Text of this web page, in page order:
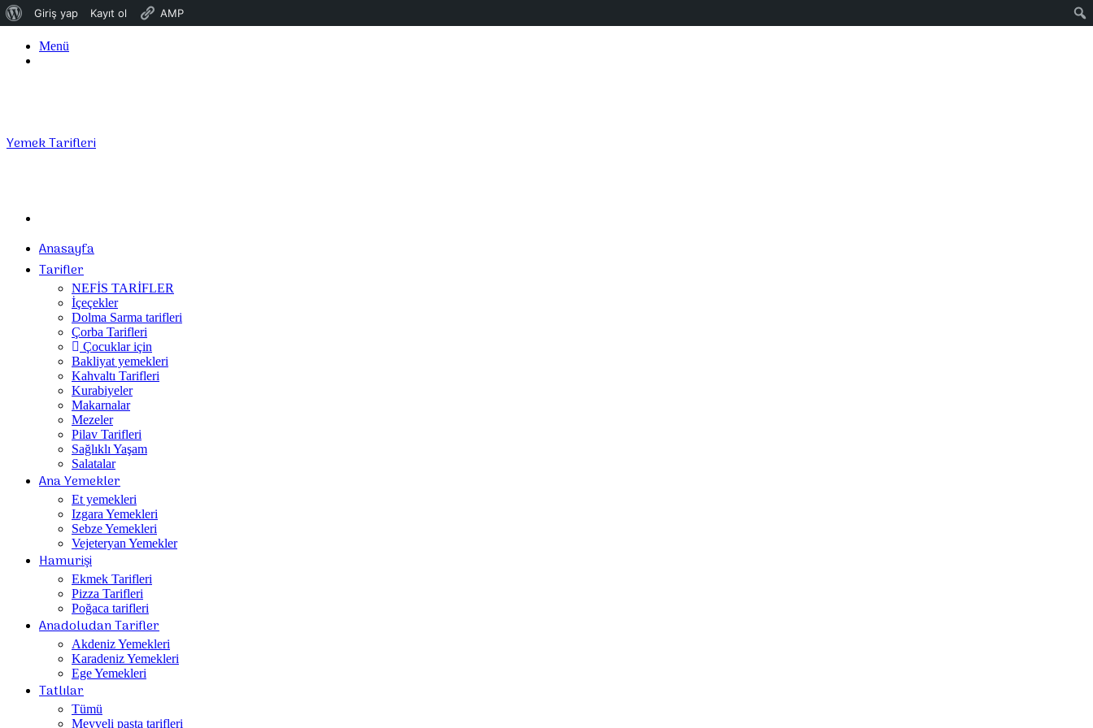
WordPress
Giriş yap Kayıt ol AMP
Menü
Yemek Tarifleri
...
Anasayfa
Tarifler
NEFİS TARİFLER
İçeçekler
Dolma Sarma tarifleri
Çorba Tarifleri
Çocuklar için
Bakliyat yemekleri
Kahvaltı Tarifleri
Kurabiyeler
Makarnalar
Mezeler
Pilav Tarifleri
Sağlıklı Yaşam
Salatalar
Ana Yemekler
Et yemekleri
Izgara Yemekleri
Sebze Yemekleri
Vejeteryan Yemekler
Hamurişi
Ekmek Tarifleri
Pizza Tarifleri
Poğaca tarifleri
Anadoludan Tarifler
Akdeniz Yemekleri
Karadeniz Yemekleri
Ege Yemekleri
Tatlılar
Tümü
Meyveli pasta tarifleri